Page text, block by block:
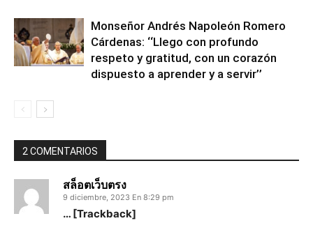
Monseñor Andrés Napoleón Romero
Cárdenas: ‘‘Llego con profundo
respeto y gratitud, con un corazón
dispuesto a aprender y a servir’’
2 COMENTARIOS
สล็อตเว็บตรง
9 diciembre, 2023 En 8:29 pm
… [Trackback]